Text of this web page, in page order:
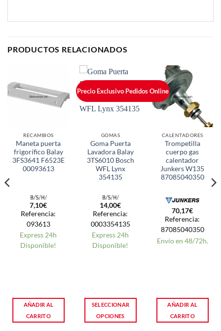
PRODUCTOS RELACIONADOS
RECAMBIOS
Maneta puerta
frigorífico Balay
3FS3641 F6523E
00093613
7,10€
Referencia:
093613
Express 24h
Disponible!
AÑADIR AL
CARRITO
Precio Exclusivo Pedidos Online
GOMAS
Goma Puerta
Lavadora Balay
3TS6010 Bosch
WFL Lynx
354135
14,00€
Referencia:
0003354135
Express 24h
Disponible!
SELECCIONAR
OPCIONES
CALENTADORES
Trompetilla
cuerpo gas
calentador
Junkers W135
87085040350
70,17€
Referencia:
87085040350
Envío en 48/72h.
AÑADIR AL
CARRITO